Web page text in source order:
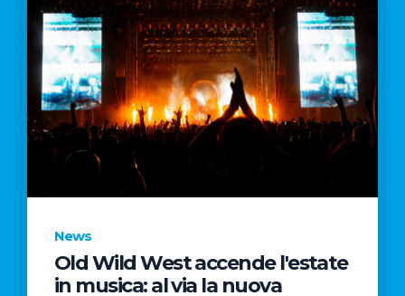
News
Old Wild West accende l'estate
in musica: al via la nuova